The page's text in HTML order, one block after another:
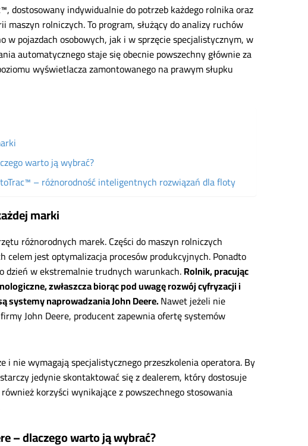
dostosowany indywidualnie do potrzeb każdego rolnika oraz
rolniczych. To program, służący do analizy ruchów
w pojazdach osobowych, jak i w sprzęcie specjalistycznym, w
automatycznego staje się obecnie powszechny głównie za
wyświetlacza zamontowanego na prawym słupku
warto ją wybrać?
– różnorodność inteligentnych rozwiązań dla floty
marki
różnorodnych marek. Części do maszyn rolniczych
celem jest optymalizacja procesów produkcyjnych. Ponadto
dzień w ekstremalnie trudnych warunkach.Rolnik, pracując
zwłaszcza biorąc pod uwagę rozwój cyfryzacji i
systemy naprowadzania John Deere.Nawet jeżeli nie
John Deere, producent zapewnia ofertę systemów
i nie wymagają specjalistycznego przeszkolenia operatora. By
jedynie skontaktować się z dealerem, który dostosuje
korzyści wynikające z powszechnego stosowania
– dlaczego warto ją wybrać?